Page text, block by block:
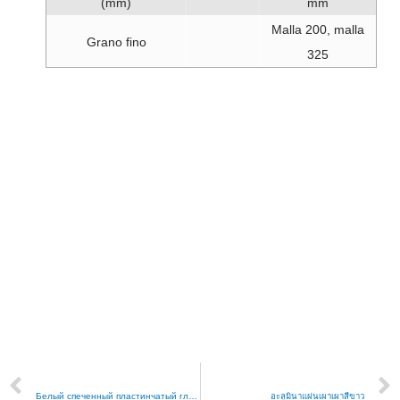
Grano fino
Malla 200, malla
325
อะลูมินาแผ่นเผาเผาสีขาว